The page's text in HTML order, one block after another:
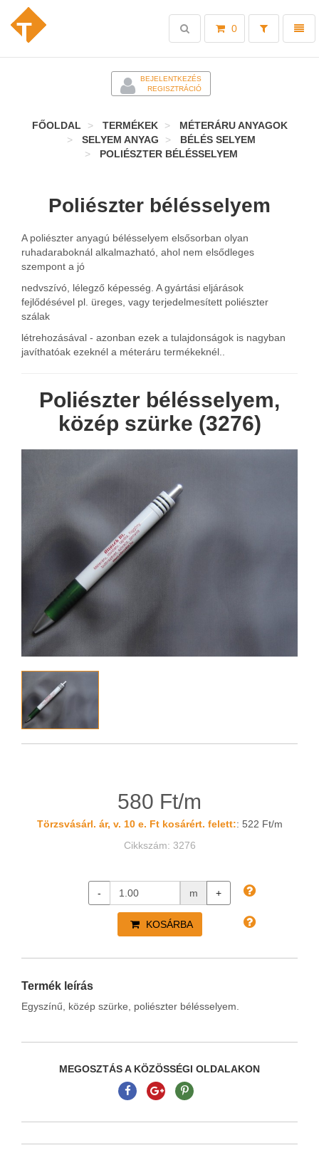
Toggle
0
Toggle
search
BEJELENTKEZÉS
REGISZTRÁCIÓ
FŐOLDAL TERMÉKEK
MÉTERÁRU ANYAGOK
SELYEM ANYAG
BÉLÉS SELYEM
POLIÉSZTER BÉLÉSSELYEM
Poliészter bélésselyem
A poliészter anyagú bélésselyem elsősorban olyan
ruhadaraboknál alkalmazható, ahol nem elsődleges
szempont a jó
nedvszívó, lélegző képesség. A gyártási eljárások
fejlődésével pl. üreges, vagy terjedelmesített poliészter
szálak
létrehozásával - azonban ezek a tulajdonságok is nagyban
javíthatóak ezeknél a méteráru termékeknél..
Poliészter bélésselyem,
közép szürke (3276)
580 Ft/m
Törzsvásárl. ár, v. 10 e. Ft kosárért. felett:: 522 Ft/m
Cikkszám: 3276
- m +
KOSÁRBA
Termék leírás
Egyszínű, közép szürke, poliészter bélésselyem.
MEGOSZTÁS A KÖZÖSSÉGI OLDALAKON